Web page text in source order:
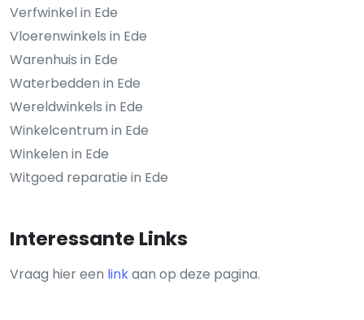
Verfwinkel in Ede
Vloerenwinkels in Ede
Warenhuis in Ede
Waterbedden in Ede
Wereldwinkels in Ede
Winkelcentrum in Ede
Winkelen in Ede
Witgoed reparatie in Ede
Interessante Links
Vraag hier een linkaan op deze pagina.